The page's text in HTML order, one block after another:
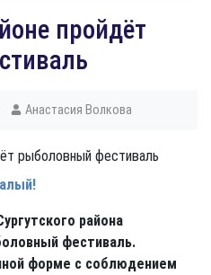
пройдёт
Анастасия Волкова
района
фестиваль.
форме с соблюдением